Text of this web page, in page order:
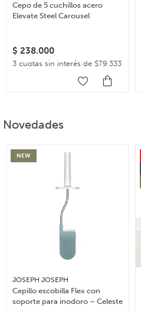
Cepo de 5 cuchillos acero
Elevate Steel Carousel
$ 238.000
3 cuotas sin interés de $79.333
Novedades
NEW
JOSEPH JOSEPH
Cepillo escobilla Flex con
soporte para inodoro – Celeste